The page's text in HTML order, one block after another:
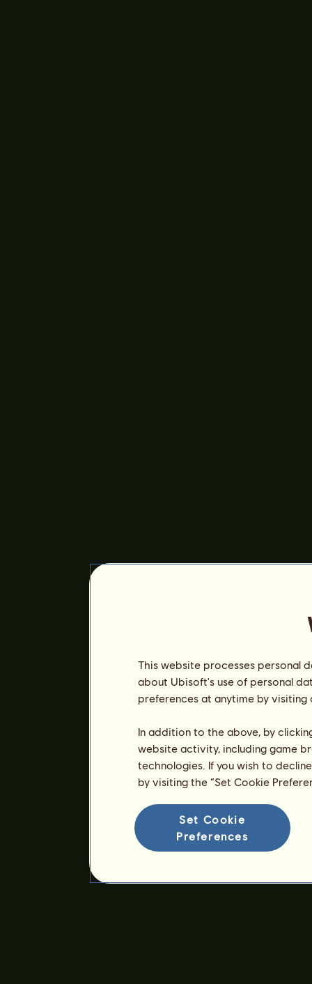
This website processes personal
about Ubisoft's use of personal
preferences at anytime by
In addition to the above, by
website activity, including game
technologies. If you wish to
by visiting the “Set Cookie
Set Cookie
Preferences